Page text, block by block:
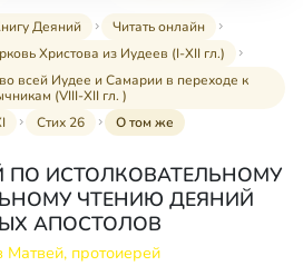
Деяний
Читать онлайн
Христова из Иудеев (I-XII гл.)
всей Иудее и Самарии в переходе к
(VIII-XII гл. )
Стих 26 О том же
ПО ИСТОЛКОВАТЕЛЬНОМУ
ЧТЕНИЮ ДЕЯНИЙ
АПОСТОЛОВ
Матвей, протоиерей